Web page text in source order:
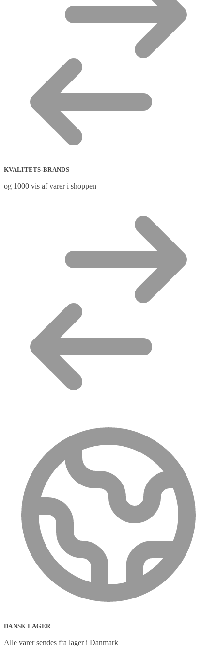
KVALITETS-BRANDS
og 1000 vis af varer i shoppen
DANSK LAGER
Alle varer sendes fra lager i Danmark